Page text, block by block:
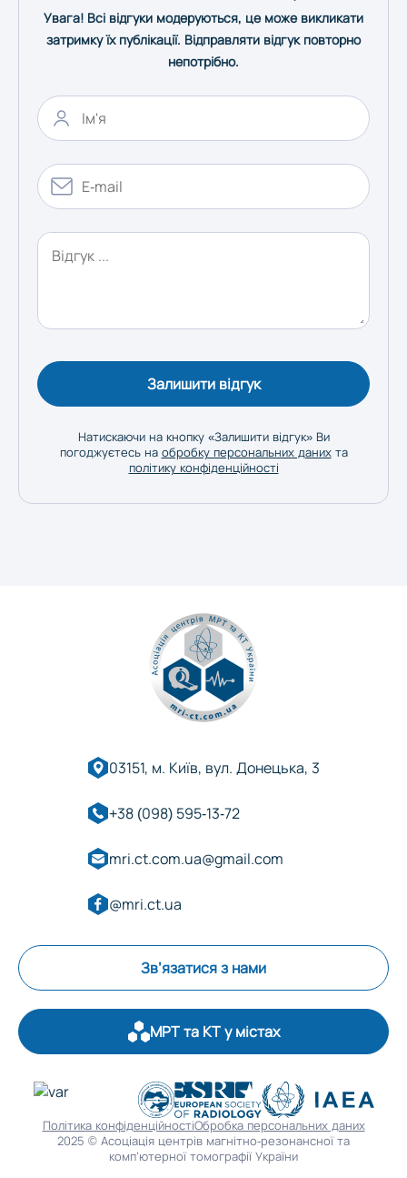
Хмельницький
Черкаси
Чернівці
Чернігів
Увага! Всі відгуки модеруються, це може викликати
затримку їх публікації. Відправляти відгук повторно
непотрібно.
Залишити відгук
Натискаючи на кнопку «Залишити відгук» Ви
погоджуєтесь на обробку персональних данихта
політику конфіденційності
03151, м. Київ, вул. Донецька, 3
+38 (098) 595-13-72
mri.ct.com.ua@gmail.com
@mri.ct.ua
Зв’язатися з нами
МРТ та КТ у містах
Оберіть область:
Вінниця
Політика конфіденційностіОбробка персональних даних
2025 © Асоціація центрів магнітно-резонансної та
комп’ютерної томографії України